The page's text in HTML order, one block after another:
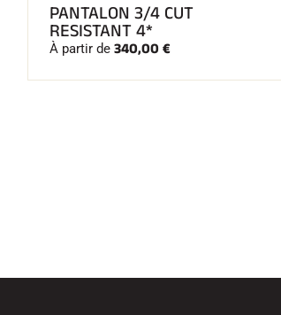
PANTALON 3/4 CUT
RESISTANT 4*
À partir de 340,00 €